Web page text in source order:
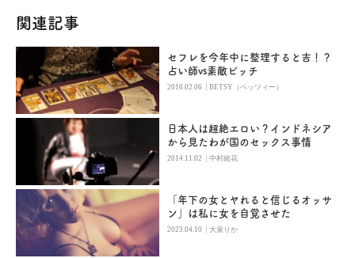
関連記事
セフレを今年中に整理すると吉！？
占い師vs素敵ビッチ
2016.02.06 |BETSY（ベッツィー）
日本人は超絶エロい？インドネシア
から見たわが国のセックス事情
2014.11.02 |中村綾花
「年下の女とヤれると信じるオッサ
ン」は私に女を自覚させた
2023.04.10 |大泉りか